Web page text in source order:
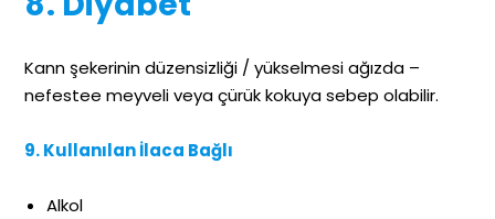
Kann şekerinin düzensizliği / yükselmesi ağızda –
nefestee meyveli veya çürük kokuya sebep olabilir.
9. Kullanılan İlaca Bağlı
Alkol